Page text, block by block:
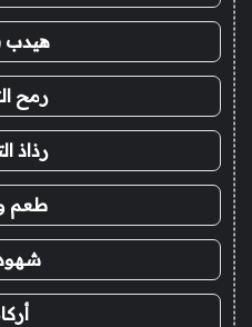
هيدب
رمح
رذاذ
طعم